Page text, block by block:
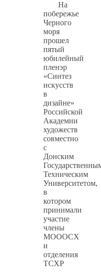
На
побережье
Черного
моря
прошел
пятый
юбилейный
пленэр
«Синтез
искусств
в
дизайне»
Российской
Академии
художеств
совместно
с
Донским
Техническим
Университетом,
в
котором
принимали
участие
члены
МОООСХ
и
отделения
ТСХР